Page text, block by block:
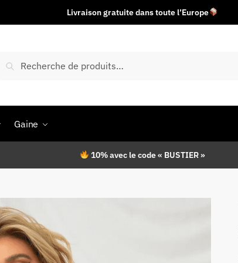
Livraison gratuite dans toute l’Europe
pour :
Recherche
Gaine
10% avec le code « BUSTIER »